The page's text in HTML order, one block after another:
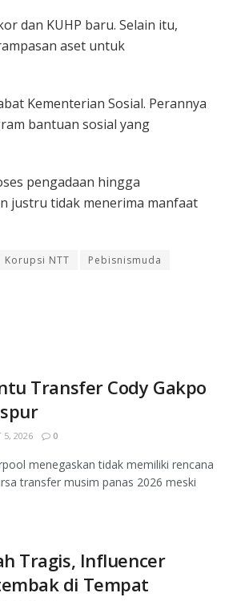
dan KUHP baru. Selain itu,
aset untuk
Kementerian Sosial. Perannya
bantuan sosial yang
pengadaan hingga
justru tidak menerima manfaat
Korupsi NTT
Pebisnismuda
Transfer Cody Gakpo
5, 2026 0
menegaskan tidak memiliki rencana
transfer musim panas 2026 meski
Tragis, Influencer
di Tempat